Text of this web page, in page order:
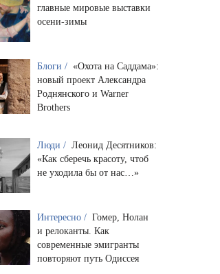
главные мировые выставки
осени-зимы
Блоги / «Охота на Саддама»:
новый проект Александра
Роднянского и Warner
Brothers
Люди / Леонид Десятников:
«Как сберечь красоту, чтоб
не уходила бы от нас…»
Интересно / Гомер, Нолан
и релоканты. Как
современные эмигранты
повторяют путь Одиссея